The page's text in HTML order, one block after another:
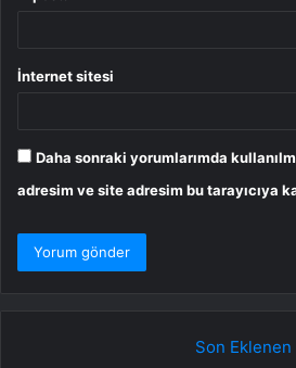
İnternet sitesi
Daha sonraki yorumlarımda
adresim ve site adresim bu tarayıcıya
Son Eklenen